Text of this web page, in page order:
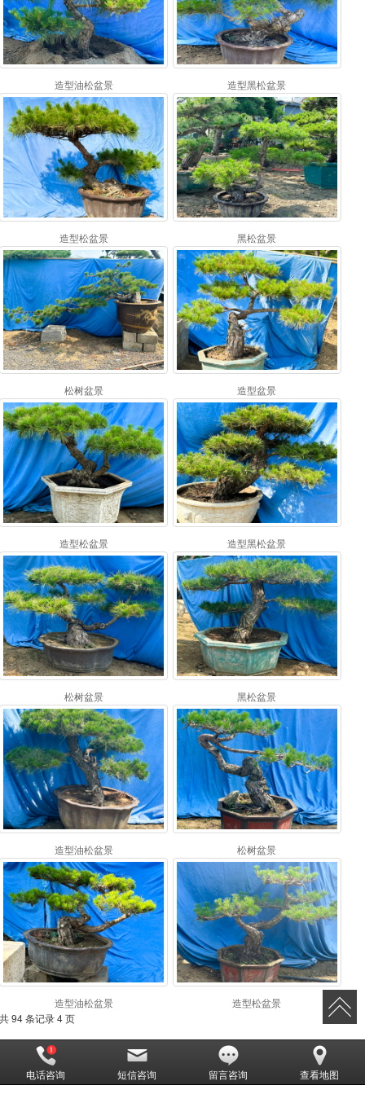
造型油松盆景 造型黑松盆景
造型松盆景 黑松盆景
松树盆景 造型盆景
造型松盆景 造型黑松盆景
松树盆景 黑松盆景
造型油松盆景 松树盆景
造型油松盆景
造型松盆景
共 94 条记录 4 页
2 跳转
电话咨询 短信咨询 留言咨询 查看地图